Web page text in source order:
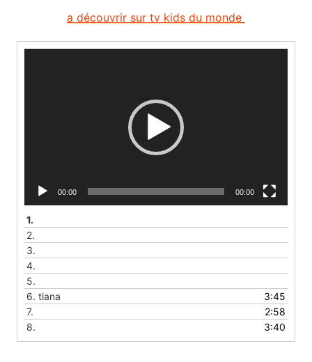
a découvrir sur tv kids du monde
00:00 00:00
1.
2.
3.
4.
5.
6. tiana
3:45
7.
2:58
8.
3:40